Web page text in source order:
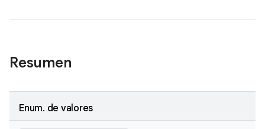
Resumen
Enum. de valores